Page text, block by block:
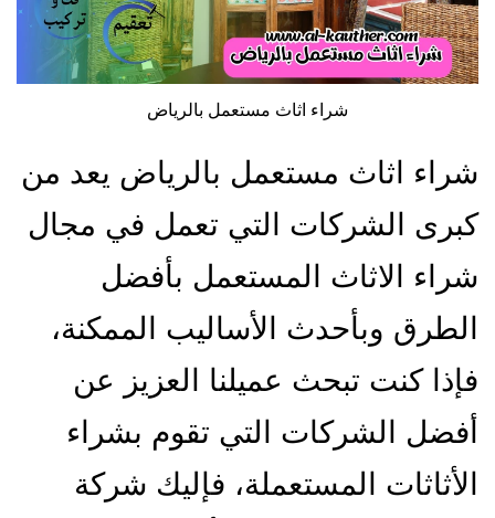
شراء اثاث مستعمل بالرياض
شراء اثاث مستعمل بالرياض يعد من
كبرى الشركات التي تعمل في مجال
شراء الاثاث المستعمل بأفضل
الطرق وبأحدث الأساليب الممكنة،
فإذا كنت تبحث عميلنا العزيز عن
أفضل الشركات التي تقوم بشراء
الأثاثات المستعملة، فإليك شركة